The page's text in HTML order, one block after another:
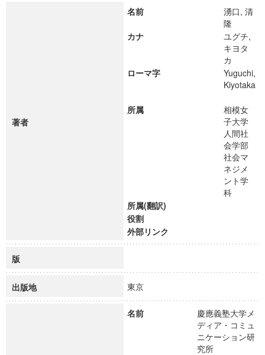
著者
名前
湧口, 清
隆
カナ
ユグチ,
キヨタ
カ
ローマ字
Yuguchi,
Kiyotaka
所属
相模女
子大学
人間社
会学部
社会マ
ネジメ
ント学
科
所属(翻訳)
役割
外部リンク
版
出版地 東京
名前
慶應義塾大学メ
ディア・コミュ
ニケーション研
究所